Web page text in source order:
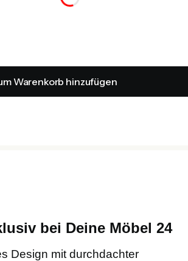
Warenkorb hinzufügen
bei Deine Möbel 24
Design mit durchdachter